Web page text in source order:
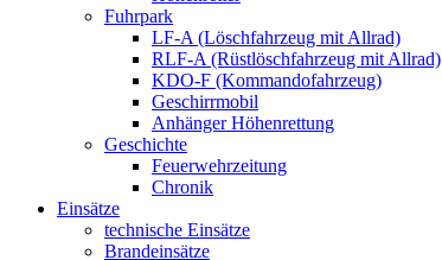
Fuhrpark
LF-A (Löschfahrzeug mit Allrad)
RLF-A (Rüstlöschfahrzeug mit Allrad)
KDO-F (Kommandofahrzeug)
Geschirrmobil
Anhänger Höhenrettung
Geschichte
Feuerwehrzeitung
Chronik
Einsätze
technische Einsätze
Brandeinsätze